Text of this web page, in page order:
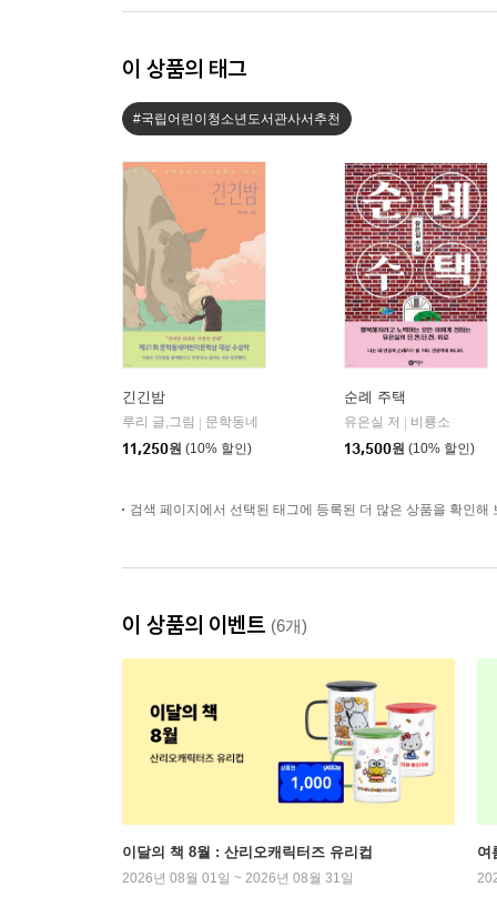
이 상품의 태그
#국립어린이청소년도서관사서추천
긴긴밤
루리 글,그림
문학동네
11,250원 (10% 할인)
순례 주택
유은실 저
비룡소
13,500원 (10% 할인)
검색 페이지에서 선택된 태그에 등록된 더 많은 상품을 확인해
이 상품의 이벤트 (6개)
이달의 책 8월 : 산리오캐릭터즈 유리컵
2026년 08월 01일 ~ 2026년 08월 31일
여